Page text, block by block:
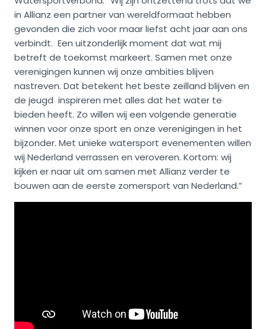
in Allianz een partner van wereldformaat hebben
gevonden die zich voor maar liefst acht jaar aan ons
verbindt. Een uitzonderlijk moment dat wat mij
betreft de toekomst markeert. Samen met onze
verenigingen kunnen wij onze ambities blijven
nastreven. Dat betekent het beste zeilland blijven en
de jeugd inspireren met alles dat het water te
bieden heeft. Zo willen wij een volgende generatie
winnen voor onze sport en onze verenigingen in het
bijzonder. Met unieke watersport evenementen willen
wij Nederland verrassen en veroveren. Kortom: wij
kijken er naar uit om samen met Allianz verder te
bouwen aan de eerste zomersport van Nederland.”